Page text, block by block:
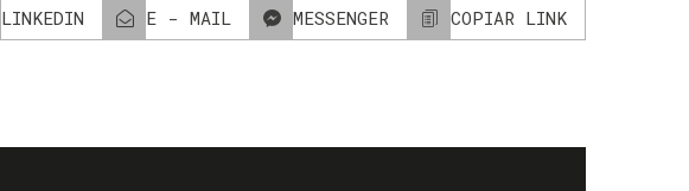
LINKEDIN E - MAIL MESSENGER COPIAR LINK